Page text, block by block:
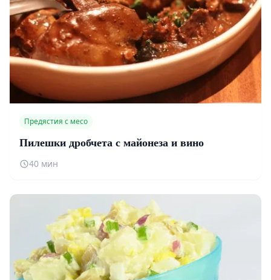
Предястия с месо
Пилешки дробчета с майонеза и вино
40 мин